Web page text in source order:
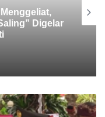
GWK,
Kasus Ini